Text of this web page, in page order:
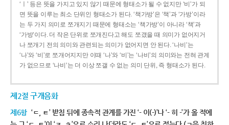
‘ㅣ’ 등은 뜻을 가지고 있지 않기 때문에 형태소가 될 수 없지만 ‘비’가 되
면 뜻을 이루는 최소 단위인 형태소가 된다. ‘책가방’은 ‘책’과 ‘가방’이라
는 두 가지 의미로 쪼개지기 때문에 형태소는 ‘책가방’이 아니라 ‘책’과
‘가방’이다. 더 작은 단위로 쪼개진다고 해도 쪼갰을 때 의미가 없어지거
나 쪼개기 전의 의미와 관련되는 의미가 없어지면 안 된다. ‘나비’는
‘나’와 ‘비’로 쪼개어지지만 이때 ‘나’와 ‘비’는 ‘나비’의 의미와는 전혀 관계
가 없으므로 ‘나비’는 더 이상 쪼갤 수 없는 의미 단위, 즉 형태소가 된다.
제2절 구개음화
제6항 ‘ㄷ, ㅌ’ 받침 뒤에 종속적 관계를 가진 ‘- 이(-)’나 ‘- 히 -’가 올 적에